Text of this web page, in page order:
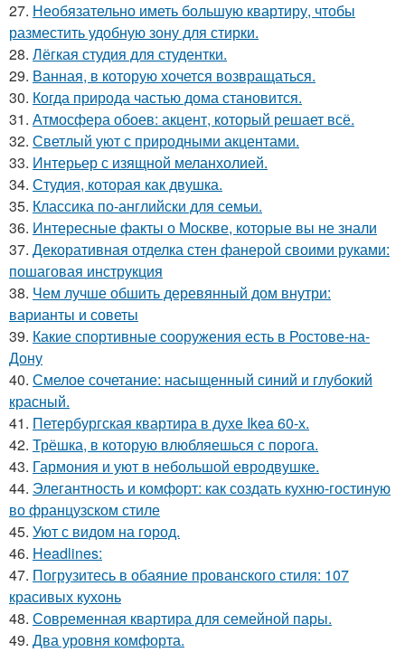
27. Необязательно иметь большую квартиру, чтобы
разместить удобную зону для стирки.
28. Лёгкая студия для студентки.
29. Ванная, в которую хочется возвращаться.
30. Когда природа частью дома становится.
31. Атмосфера обоев: акцент, который решает всё.
32. Светлый уют с природными акцентами.
33. Интерьер с изящной меланхолией.
34. Студия, которая как двушка.
35. Классика по-английски для семьи.
36. Интересные факты о Москве, которые вы не знали
37. Декоративная отделка стен фанерой своими руками:
пошаговая инструкция
38. Чем лучше обшить деревянный дом внутри:
варианты и советы
39. Какие спортивные сооружения есть в Ростове-на-
Дону
40. Смелое сочетание: насыщенный синий и глубокий
красный.
41. Петербургская квартира в духе Ikea 60-х.
42. Трёшка, в которую влюбляешься с порога.
43. Гармония и уют в небольшой евродвушке.
44. Элегантность и комфорт: как создать кухню-гостиную
во французском стиле
45. Уют с видом на город.
46. Headlines:
47. Погрузитесь в обаяние прованского стиля: 107
красивых кухонь
48. Современная квартира для семейной пары.
49. Два уровня комфорта.